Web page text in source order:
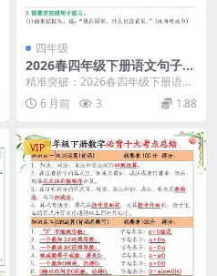
四年级
2026春四年级下册语文句子专
项训练全册同步提分精华电子
精准突破：2026春四年级下册语文
句子专项训练核心解析 大家好，我
是学科星。在四...
6 月前 3 1.88
VIP